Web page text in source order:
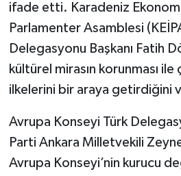
ifade etti. Karadeniz
Parlamenter Asamblesi
Delegasyonu Başkanı Fatih
kültürel mirasın korunması
ilkelerini bir araya getirdiğini
Avrupa Konseyi Türk
Parti Ankara Milletvekili
Avrupa Konseyi’nin kurucu